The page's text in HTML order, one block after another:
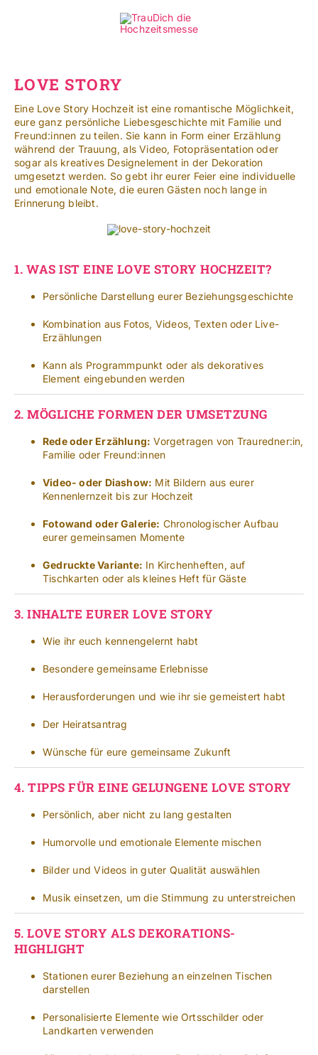
Mehr
SUCHE
NACH:
LOVE STORY
Eine Love Story Hochzeit ist eine romantische Möglichkeit,
eure ganz persönliche Liebesgeschichte mit Familie und
Freund:innen zu teilen. Sie kann in Form einer Erzählung
während der Trauung, als Video, Fotopräsentation oder
sogar als kreatives Designelement in der Dekoration
umgesetzt werden. So gebt ihr eurer Feier eine individuelle
und emotionale Note, die euren Gästen noch lange in
Erinnerung bleibt.
1.WAS IST EINE LOVE STORY HOCHZEIT?
Persönliche Darstellung eurer Beziehungsgeschichte
Kombination aus Fotos, Videos, Texten oder Live-
Erzählungen
Kann als Programmpunkt oder als dekoratives
Element eingebunden werden
2.MÖGLICHE FORMEN DER UMSETZUNG
Rede oder Erzählung: Vorgetragen von Trauredner:in,
Familie oder Freund:innen
Video- oder Diashow: Mit Bildern aus eurer
Kennenlernzeit bis zur Hochzeit
Fotowand oder Galerie: Chronologischer Aufbau
eurer gemeinsamen Momente
Gedruckte Variante: In Kirchenheften, auf
Tischkarten oder als kleines Heft für Gäste
3.INHALTE EURER LOVE STORY
Wie ihr euch kennengelernt habt
Besondere gemeinsame Erlebnisse
Herausforderungen und wie ihr sie gemeistert habt
Der Heiratsantrag
Wünsche für eure gemeinsame Zukunft
4.TIPPS FÜR EINE GELUNGENE LOVE STORY
Persönlich, aber nicht zu lang gestalten
Humorvolle und emotionale Elemente mischen
Bilder und Videos in guter Qualität auswählen
Musik einsetzen, um die Stimmung zu unterstreichen
5.LOVE STORY ALS DEKORATIONS-
HIGHLIGHT
Stationen eurer Beziehung an einzelnen Tischen
darstellen
Personalisierte Elemente wie Ortsschilder oder
Landkarten verwenden